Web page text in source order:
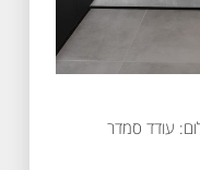
עודד סמדר